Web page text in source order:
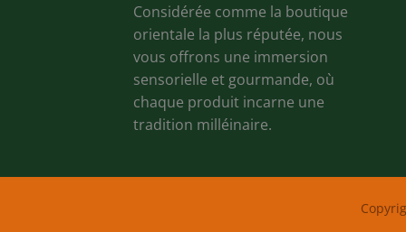
Considérée comme la boutique
orientale la plus réputée, nous
vous offrons une immersion
sensorielle et gourmande, où
chaque produit incarne une
tradition milléinaire.